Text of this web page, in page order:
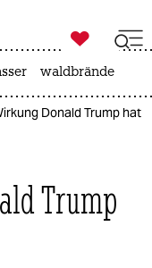

taz zahl ich
waldbrände
Donald Trump hat
Trump